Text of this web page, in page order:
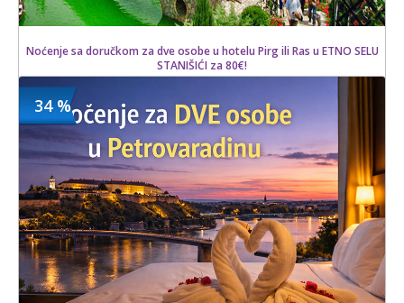
Noćenje sa doručkom za dve osobe u hotelu Pirg ili Ras u ETNO SELU
STANIŠIĆI za 80€!
Kupljeno
14 kom.
900.00 din
34 %